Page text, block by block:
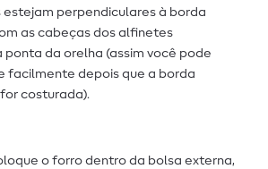
perpendiculares à borda
as cabeças dos alfinetes
da orelha (assim você pode
facilmente depois que a borda
costurada).
o forro dentro da bolsa externa,